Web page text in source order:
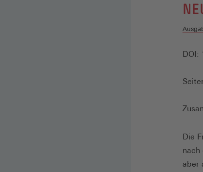
DOI:
Die
nach
aber